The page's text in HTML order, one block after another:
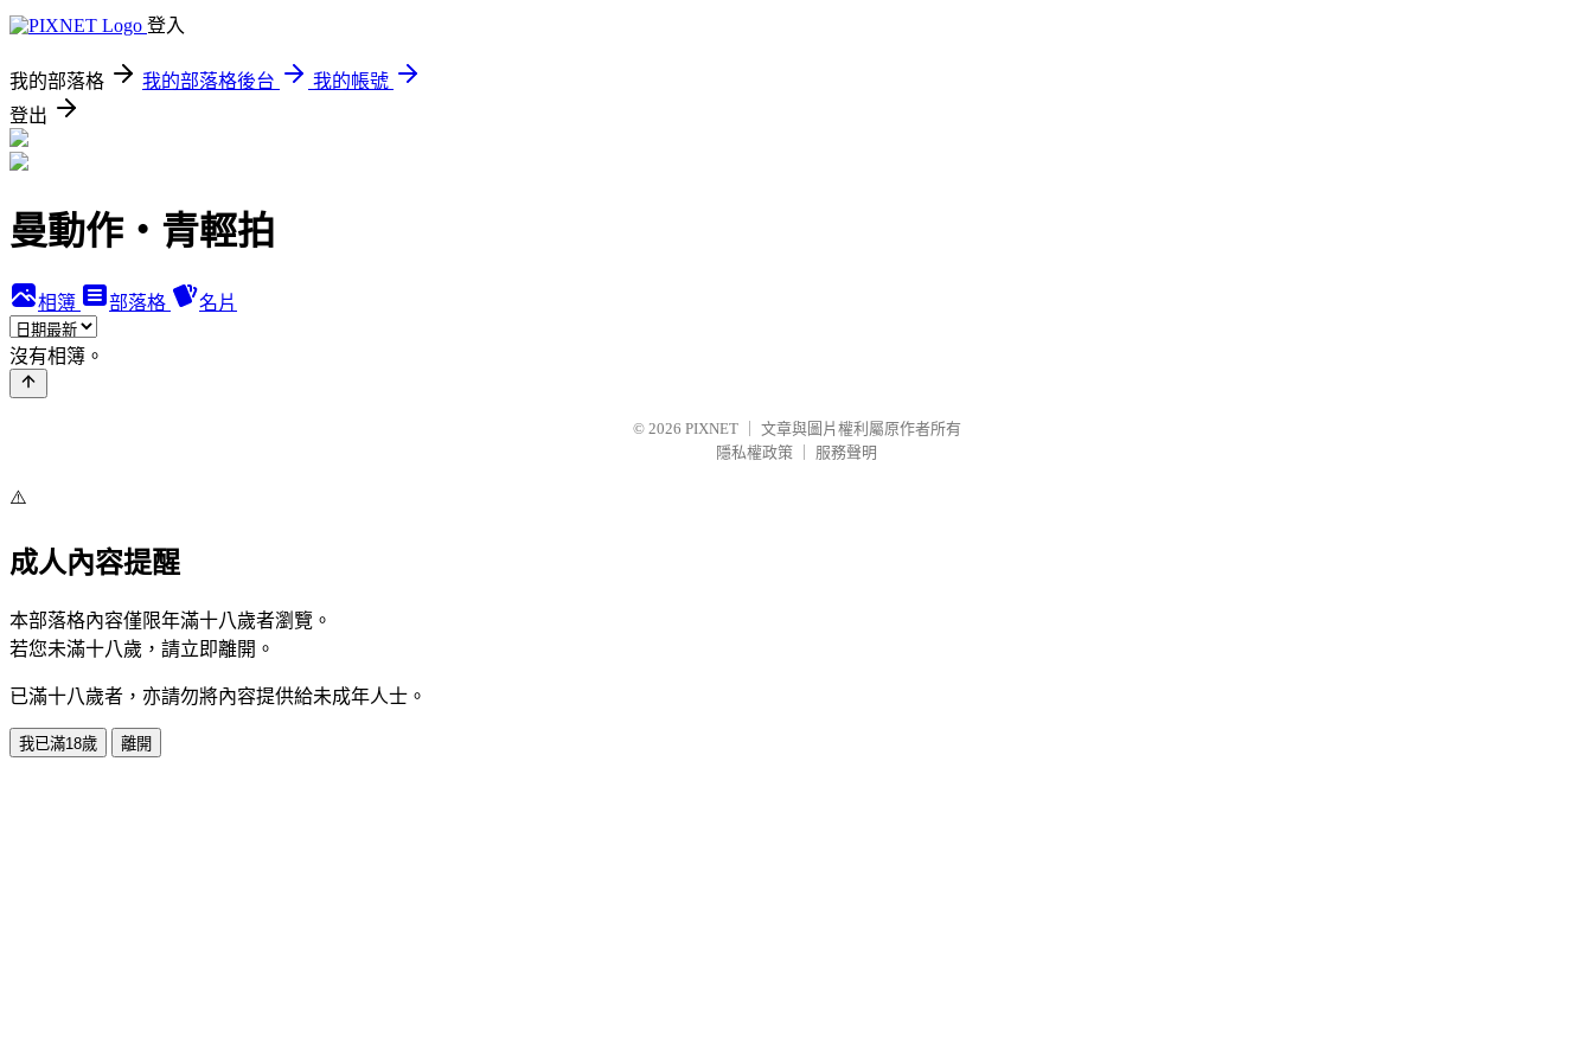
登入
我的部落格 我的部落格後台
我的帳號
登出
曼動作‧青輕拍
相簿 部落格 名片
沒有相簿。
© 2026 PIXNET
文章與圖片權利屬原作者所有
隱私權政策
服務聲明
⚠️
成人內容提醒
本部落格內容僅限年滿十八歲者瀏覽。
若您未滿十八歲，請立即離開。
已滿十八歲者，亦請勿將內容提供給未成年人士。
我已滿18歲 離開